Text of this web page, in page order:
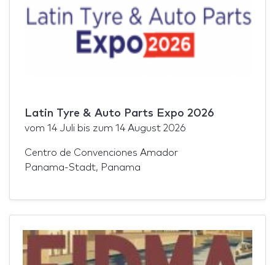
Latin Tyre & Auto Parts Expo 2026
vom 14 Juli bis zum 14 August 2026
Centro de Convenciones Amador
Panama-Stadt, Panama